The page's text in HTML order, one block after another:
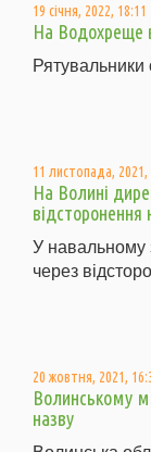
19 січня, 2022, 18:11
На Водохреще
Рятувальники
11 листопада, 2021,
На Волині
відсторонення
У навальному
через
20 жовтня, 2021,
Волинському
назву